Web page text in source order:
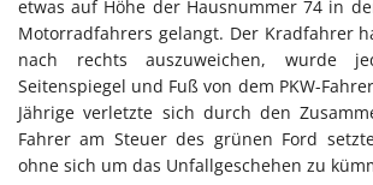
etwas auf Höhe der Hausnummer 74 in
Motorradfahrers gelangt. Der Kradfahrer
nach rechts auszuweichen, wurde
Seitenspiegel und Fuß von dem PKW-
Jährige verletzte sich durch den
Fahrer am Steuer des grünen Ford
ohne sich um das Unfallgeschehen zu